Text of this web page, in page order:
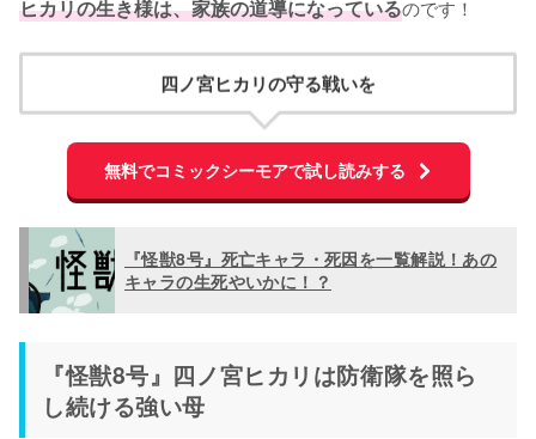
ヒカリの生き様は、家族の道導になっているのです！
四ノ宮ヒカリの守る戦いを
無料でコミックシーモアで試し読みする
『怪獣8号』死亡キャラ・死因を一覧解説！あの
キャラの生死やいかに！？
『怪獣8号』四ノ宮ヒカリは防衛隊を照ら
し続ける強い母